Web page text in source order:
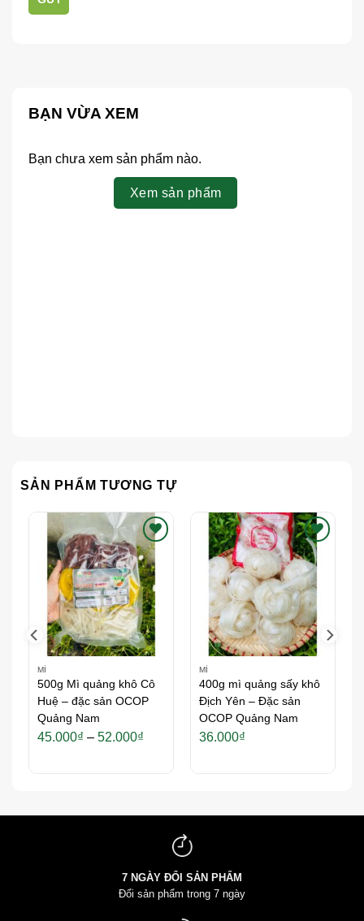
BẠN VỪA XEM
Bạn chưa xem sản phẩm nào.
Xem sản phẩm
SẢN PHẨM TƯƠNG TỰ
Thích
MÌ
500g Mì quảng khô Cô
Huệ – đặc sản OCOP
Quảng Nam
45.000₫ – 52.000₫Khoảng
Thích
MÌ
400g mì quảng sấy khô
Địch Yên – Đặc sản
OCOP Quảng Nam
36.000₫
7 NGÀY ĐỔI SẢN PHẨM
Đổi sản phẩm trong 7 ngày